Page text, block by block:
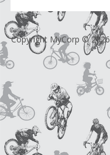
Copyright MyCorp © 2026